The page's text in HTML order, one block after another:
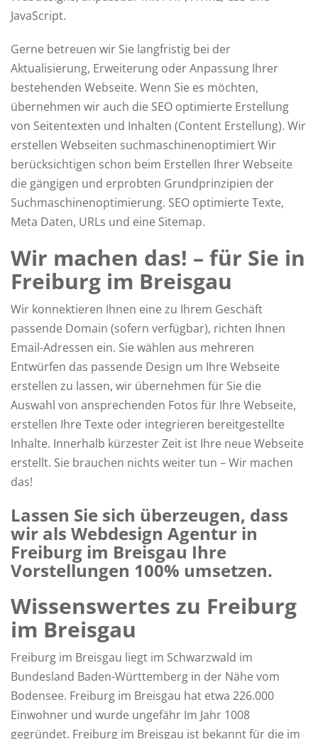
JavaScript.
Gerne betreuen wir Sie langfristig bei der
Aktualisierung, Erweiterung oder Anpassung Ihrer
bestehenden Webseite. Wenn Sie es möchten,
übernehmen wir auch die SEO optimierte Erstellung
von Seitentexten und Inhalten (Content Erstellung). Wir
erstellen Webseiten suchmaschinenoptimiert Wir
berücksichtigen schon beim Erstellen Ihrer Webseite
die gängigen und erprobten Grundprinzipien der
Suchmaschinenoptimierung. SEO optimierte Texte,
Meta Daten, URLs und eine Sitemap.
Wir machen das! – für Sie in
Freiburg im Breisgau
Wir konnektieren Ihnen eine zu Ihrem Geschäft
passende Domain (sofern verfügbar), richten Ihnen
Email-Adressen ein. Sie wählen aus mehreren
Entwürfen das passende Design um Ihre Webseite
erstellen zu lassen, wir übernehmen für Sie die
Auswahl von ansprechenden Fotos für Ihre Webseite,
erstellen Ihre Texte oder integrieren bereitgestellte
Inhalte. Innerhalb kürzester Zeit ist Ihre neue Webseite
erstellt. Sie brauchen nichts weiter tun – Wir machen
das!
Lassen Sie sich überzeugen, dass
wir als Webdesign Agentur in
Freiburg im Breisgau Ihre
Vorstellungen 100% umsetzen.
Wissenswertes zu Freiburg
im Breisgau
Freiburg im Breisgau liegt im Schwarzwald im
Bundesland Baden-Württemberg in der Nähe vom
Bodensee. Freiburg im Breisgau hat etwa 226.000
Einwohner und wurde ungefähr Im Jahr 1008
gegründet. Freiburg im Breisgau ist bekannt für die im